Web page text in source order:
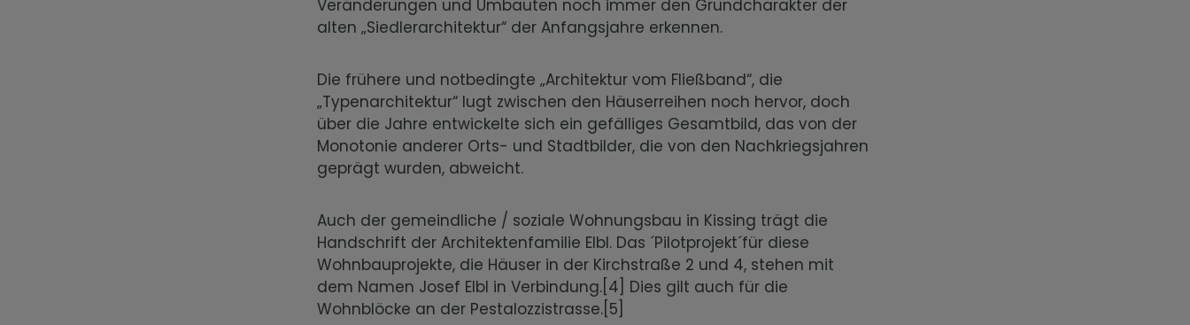
Veränderungen und Umbauten noch immer den Grundcharakter der
alten „Siedlerarchitektur“ der Anfangsjahre erkennen.
Die frühere und notbedingte „Architektur vom Fließband“, die
„Typenarchitektur“ lugt zwischen den Häuserreihen noch hervor, doch
über die Jahre entwickelte sich ein gefälliges Gesamtbild, das von der
Monotonie anderer Orts- und Stadtbilder, die von den Nachkriegsjahren
geprägt wurden, abweicht.
Auch der gemeindliche / soziale Wohnungsbau in Kissing trägt die
Handschrift der Architektenfamilie Elbl. Das ´Pilotprojekt´für diese
Wohnbauprojekte, die Häuser in der Kirchstraße 2 und 4, stehen mit
dem Namen Josef Elbl in Verbindung.[4] Dies gilt auch für die
Wohnblöcke an der Pestalozzistrasse.[5]